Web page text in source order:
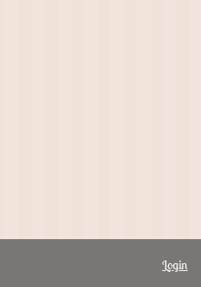
Login